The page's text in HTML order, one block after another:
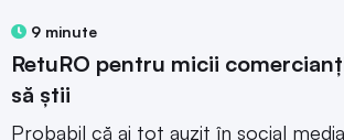
9 minute
RetuRO pentru micii
să știi
Probabil că ai tot auzit în social